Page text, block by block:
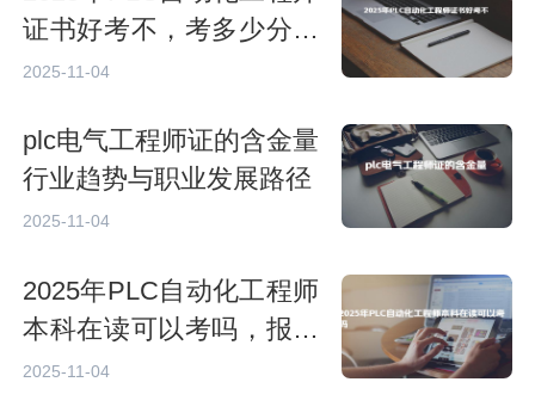
证书好考不，考多少分过
关
2025-11-04
plc电气工程师证的含金量
行业趋势与职业发展路径
2025-11-04
2025年PLC自动化工程师
本科在读可以考吗，报考
条件是什么
2025-11-04